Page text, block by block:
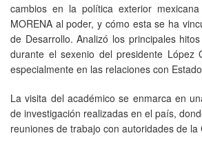
cambios en la política exterior
MORENA al poder, y cómo esta se ha
de Desarrollo. Analizó los principales
durante el sexenio del presidente López
especialmente en las relaciones con
La visita del académico se enmarca en
de investigación realizadas en el país,
reuniones de trabajo con autoridades de la